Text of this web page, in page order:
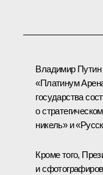
Владимир Путин
«Платинум
государства
о
никель» и
Кроме того,
и